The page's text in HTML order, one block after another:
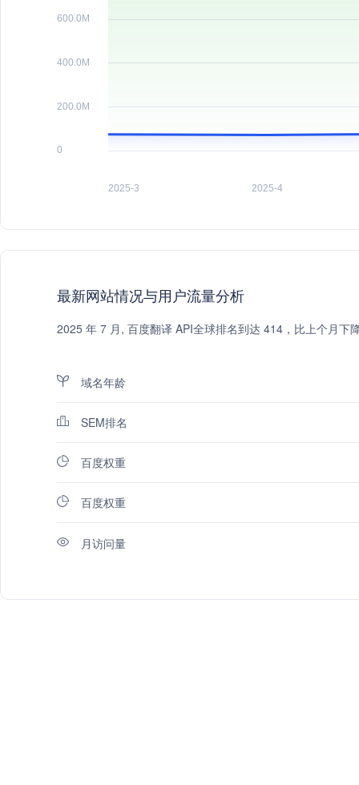
最新网站情况与用户流量分析
2025 年 7 月, 百度翻译 API全球排名到达 414，比上个月下
域名年龄
SEM排名
百度权重
百度权重
月访问量